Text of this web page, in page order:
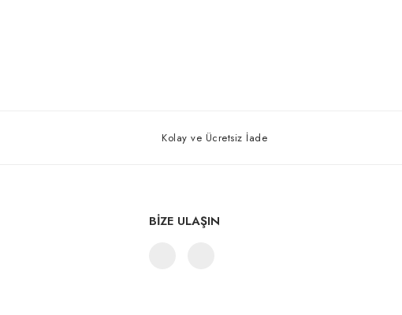
Kolay ve Ücretsiz İade
BİZE ULAŞIN